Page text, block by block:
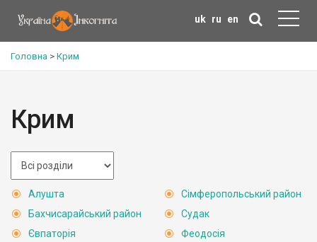
uk ru en
Головна > Крим
Крим
Алушта
Бахчисарайський район
Євпаторія
Сімферопольський район
Судак
Феодосія